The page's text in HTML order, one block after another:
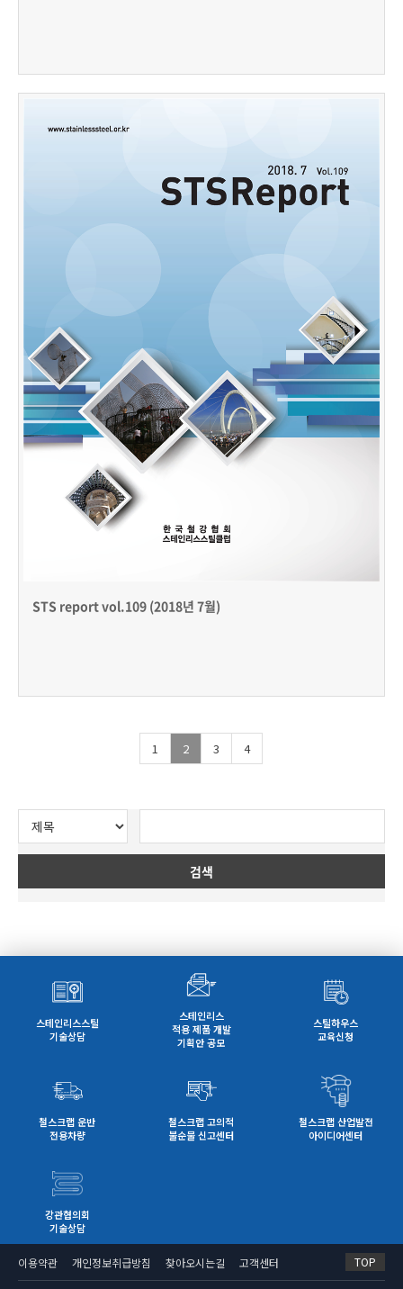
STS report vol.109 (2018년 7월)
1 2 3 4
검색
스테인리스스틸
기술상담
스테인리스
적용 제품 개발
기획안 공모
스틸하우스
교육신청
철스크랩 운반
전용차량
철스크랩 고의적
불순물 신고센터
철스크랩 산업발전
아이디어센터
강관협의회
기술상담
이용약관 개인정보취급방침 찾아오시는길 고객센터 TOP